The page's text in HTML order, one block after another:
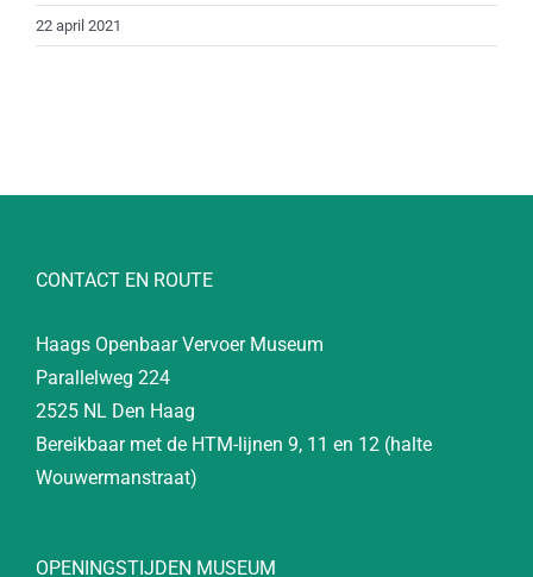
22 april 2021
CONTACT EN ROUTE
Haags Openbaar Vervoer Museum
Parallelweg 224
2525 NL Den Haag
Bereikbaar met de HTM-lijnen 9, 11 en 12 (halte
Wouwermanstraat)
OPENINGSTIJDEN MUSEUM